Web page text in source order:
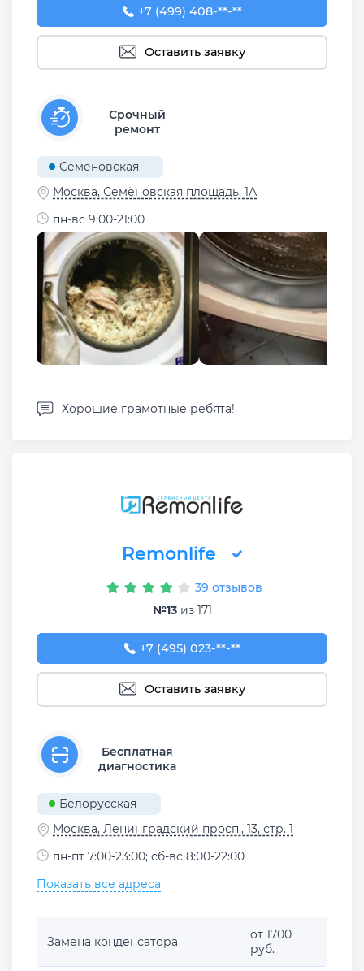
+7 (499) 408-75-84
+7 (499) 408-**-**
Оставить заявку
Срочный
ремонт
Семеновская
Москва, Семёновская площадь, 1А
пн-вс 9:00-21:00
Хорошие грамотные ребята!
Remonlife
39 отзывов
№13из 171
+7 (495) 023-43-42
+7 (495) 023-**-**
Оставить заявку
Бесплатная
диагностика
Белорусская
Москва, Ленинградский просп., 13, стр. 1
пн-пт 7:00-23:00; сб-вс 8:00-22:00
Показать все адреса
Замена конденсатора
от 1700
руб.